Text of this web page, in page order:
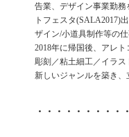
告業、デザイン事業勤
トフェスタ(SALA2017)
ザイン/小道具制作等の仕
2018年に帰国後、アレト
彫刻／粘土細工／イラ
新しいジャンルを築き、
・・・・・・・・・